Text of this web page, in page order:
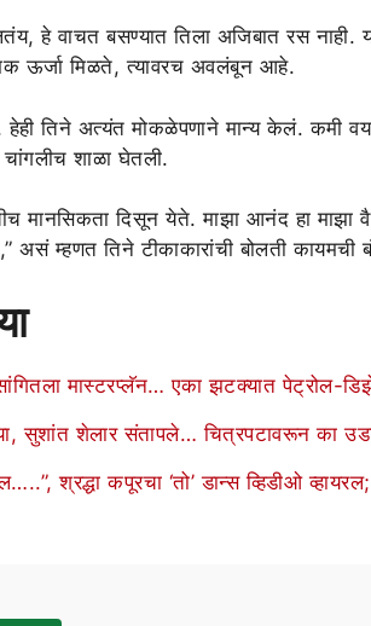
हे वाचत बसण्यात तिला अजिबात रस
ऊर्जा मिळते, त्यावरच अवलंबून आहे.
हेही तिने अत्यंत मोकळेपणाने मान्य केलं. कमी
चांगलीच शाळा घेतली.
मानसिकता दिसून येते. माझा आनंद हा
असं म्हणत तिने टीकाकारांची बोलती कायमची
मास्टरप्लॅन… एका झटक्यात पेट्रोल-
सुशांत शेलार संतापले… चित्रपटावरून का
श्रद्धा कपूरचा ‘तो’ डान्स व्हिडीओ